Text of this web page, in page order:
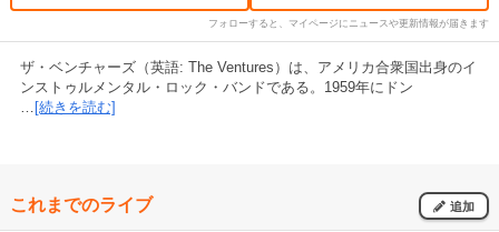
フォローすると、マイページにニュースや更新情報が届きます
ザ・ベンチャーズ（英語: The Ventures）は、アメリカ合衆国出身のイ
ンストゥルメンタル・ロック・バンドである。1959年にドン
… [続きを読む]
これまでのライブ 追加